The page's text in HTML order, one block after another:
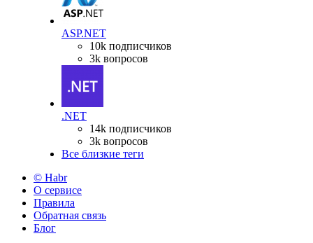
ASP.NET
10k подписчиков
3k вопросов
.NET
14k подписчиков
3k вопросов
Все близкие теги
© Habr
О сервисе
Правила
Обратная связь
Блог